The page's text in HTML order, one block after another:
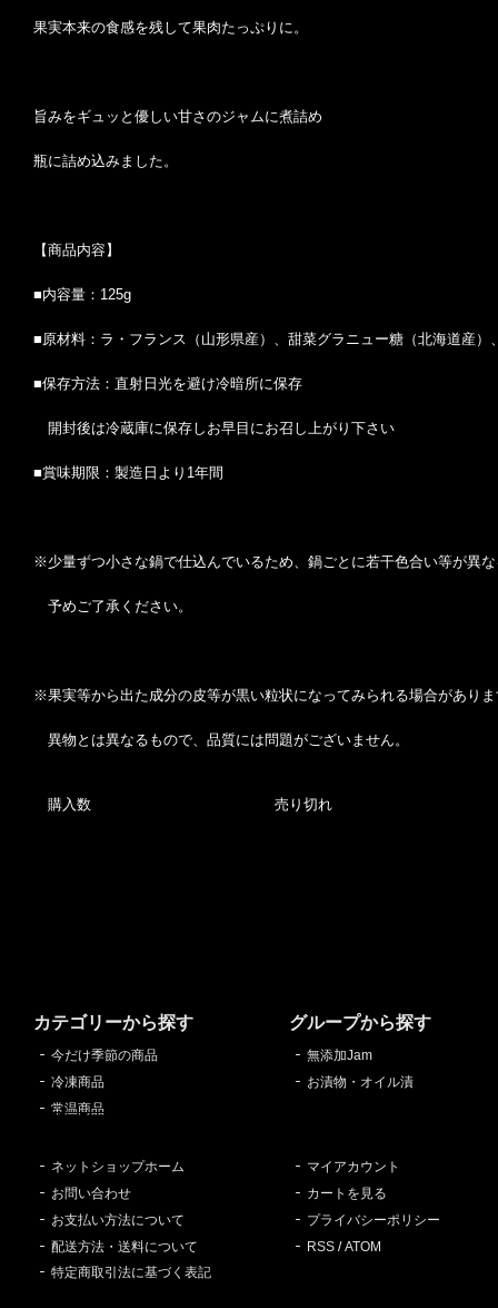
果実本来の食感を残して果肉たっぷりに。
旨みをギュッと優しい甘さのジャムに煮詰め
瓶に詰め込みました。
【商品内容】
■内容量：125g
■原材料：ラ・フランス（山形県産）、甜菜グラニュー糖（北海道産）
■保存方法：直射日光を避け冷暗所に保存
開封後は冷蔵庫に保存しお早目にお召し上がり下さい
■賞味期限：製造日より1年間
※少量ずつ小さな鍋で仕込んでいるため、鍋ごとに若干色合い等が異
予めご了承ください。
※果実等から出た成分の皮等が黒い粒状になってみられる場合があり
異物とは異なるもので、品質には問題がございません。
購入数 売り切れ
カテゴリーから探す
今だけ季節の商品
冷凍商品
常温商品
グループから探す
無添加Jam
お漬物・オイル漬
ネットショップホーム
お問い合わせ
お支払い方法について
配送方法・送料について
特定商取引法に基づく表記
マイアカウント
カートを見る
プライバシーポリシー
RSS /ATOM